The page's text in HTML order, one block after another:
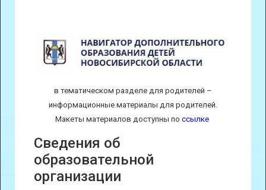
в тематическом разделе для родителей –
информационные материалы для родителей.
Макеты материалов доступны по ссылке
Сведения об
образовательной
организации